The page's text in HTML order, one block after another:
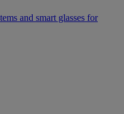
and smart glasses for